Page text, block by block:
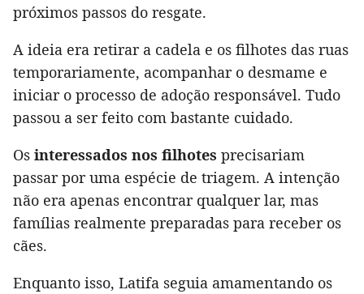
próximos passos do resgate.
A ideia era retirar a cadela e os filhotes das ruas
temporariamente, acompanhar o desmame e
iniciar o processo de adoção responsável. Tudo
passou a ser feito com bastante cuidado.
Os interessados nos filhotes precisariam
passar por uma espécie de triagem. A intenção
não era apenas encontrar qualquer lar, mas
famílias realmente preparadas para receber os
cães.
Enquanto isso, Latifa seguia amamentando os